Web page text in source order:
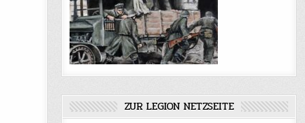
ZUR LEGION NETZSEITE